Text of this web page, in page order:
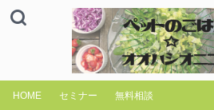
HOME セミナー 無料相談